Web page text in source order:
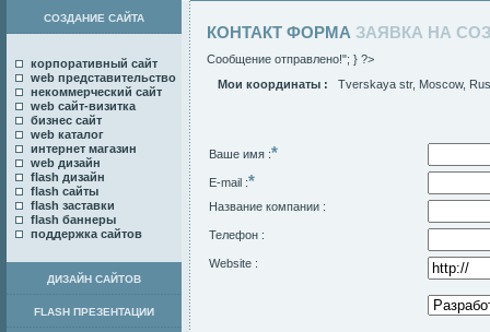
СОЗДАНИЕ САЙТА
корпоративный сайт
web представительство
некоммерческий сайт
web сайт-визитка
бизнес сайт
web каталог
интернет магазин
web дизайн
flash дизайн
flash сайты
flash заставки
flash баннеры
поддержка сайтов
ДИЗАЙН САЙТОВ
FLASH ПРЕЗЕНТАЦИИ
КОНТАКТ ФОРМА ЗАЯВКА НА
Сообщение отправлено!"; } ?>
Мои координаты :
Tverskaya str, Moscow,
Ваше имя :*
E-mail :*
Название компании :
Телефон :
Website :